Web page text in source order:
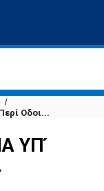
Οδοι...
ΥΠ